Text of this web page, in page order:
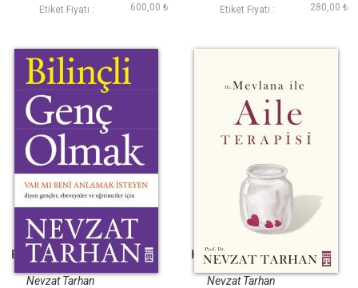
Etiket Fiyatı : 600,00 ₺ Etiket Fiyatı : 280,00 ₺
Bilinçli Genç Olmak
Nevzat Tarhan
Hz. Mevlana ile Aile
Terapisi
Nevzat Tarhan